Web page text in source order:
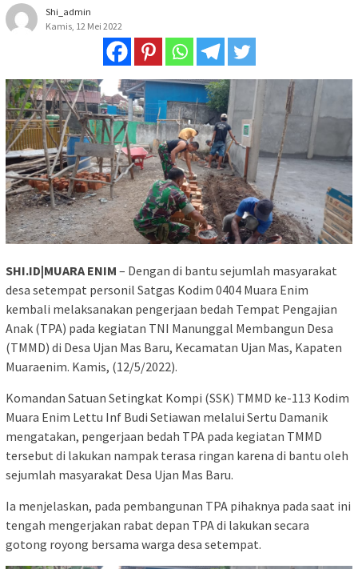
Shi_admin
Kamis, 12 Mei 2022
SHI.ID|MUARA ENIM – Dengan di bantu sejumlah masyarakat
desa setempat personil Satgas Kodim 0404 Muara Enim
kembali melaksanakan pengerjaan bedah Tempat Pengajian
Anak (TPA) pada kegiatan TNI Manunggal Membangun Desa
(TMMD) di Desa Ujan Mas Baru, Kecamatan Ujan Mas, Kapaten
Muaraenim. Kamis, (12/5/2022).
Komandan Satuan Setingkat Kompi (SSK) TMMD ke-113 Kodim
Muara Enim Lettu Inf Budi Setiawan melalui Sertu Damanik
mengatakan, pengerjaan bedah TPA pada kegiatan TMMD
tersebut di lakukan nampak terasa ringan karena di bantu oleh
sejumlah masyarakat Desa Ujan Mas Baru.
Ia menjelaskan, pada pembangunan TPA pihaknya pada saat ini
tengah mengerjakan rabat depan TPA di lakukan secara
gotong royong bersama warga desa setempat.